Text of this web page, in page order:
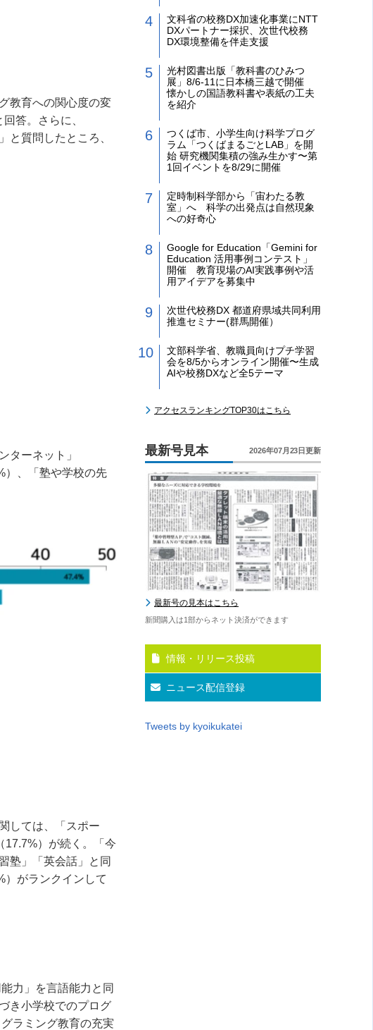
教育への関心度の変
答。さらに、
と質問したところ、
ターネット」
）、「塾や学校の先
しては、「スポー
17.7%）が続く。「今
塾」「英会話」と同
）がランクインして
力」を言語能力と同
き小学校でのプログ
ラミング教育の充実
文科省の校務DX加速化事業にNTT
DXパートナー採択、次世代校務
DX環境整備を伴走支援
光村図書出版「教科書のひみつ
展」8/6-11に日本橋三越で開催
懐かしの国語教科書や表紙の工夫
を紹介
つくば市、小学生向け科学プログ
ラム「つくばまるごとLAB」を開
始 研究機関集積の強み生かす〜第
1回イベントを8/29に開催
定時制科学部から「宙わたる教
室」へ 科学の出発点は自然現象
への好奇心
Google for Education「Gemini for
Education 活用事例コンテスト」
開催 教育現場のAI実践事例や活
用アイデアを募集中
次世代校務DX 都道府県域共同利用
推進セミナー(群馬開催）
文部科学省、教職員向けプチ学習
会を8/5からオンライン開催〜生成
AIや校務DXなど全5テーマ
アクセスランキングTOP30はこちら
最新号見本 2026年07月23日更新
最新号の見本はこちら
新聞購入は1部からネット決済ができます
情報・リリース投稿
ニュース配信登録
Tweets by kyoikukatei